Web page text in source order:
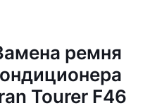
ремня
Tourer F46